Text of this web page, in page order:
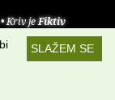
Kriv jeFiktiv
kanaliSLAŽEM SE